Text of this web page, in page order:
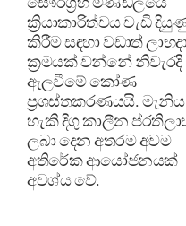
ක්‍රියාකාරිත්වය වැඩි
කිරීම සඳහා වඩාත්
ක්‍රමයක් වන්නේ නිවැරදි
ඇලවීමේ කෝණ
ප්‍රශස්තකරණයයි. මැනිය
හැකි දිගු කාලීන
ලබා දෙන අතරම අවම
අතිරේක ආයෝජනයක්
අවශ්ය වේ.